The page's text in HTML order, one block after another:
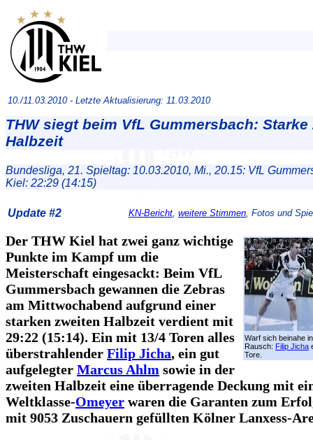
10./11.03.2010 - Letzte Aktualisierung: 11.03.2010
THW siegt beim VfL Gummersbach: Starke
Halbzeit
Bundesliga, 21. Spieltag: 10.03.2010, Mi., 20.15: VfL
Kiel: 22:29 (14:15)
Update #2 KN-Bericht weitere Stimmen , Fotos und
Warf sich beinahe
Rausch: Filip Jicha
Tore.
Der THW Kiel hat zwei ganz wichtige
Punkte im Kampf um die
Meisterschaft eingesackt: Beim VfL
Gummersbach gewannen die Zebras
am Mittwochabend aufgrund einer
starken zweiten Halbzeit verdient mit
29:22 (15:14). Ein mit 13/4 Toren alles
überstrahlender Filip Jicha, ein gut
aufgelegter Marcus Ahlm sowie in der
zweiten Halbzeit eine überragende Deckung mit
Weltklasse-Omeyer waren die Garanten zum
mit 9053 Zuschauern gefüllten Kölner Lanxess-